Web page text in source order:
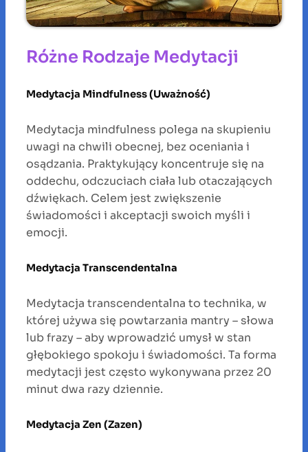
Różne Rodzaje Medytacji
Medytacja Mindfulness (Uważność)
Medytacja mindfulness polega na skupieniu
uwagi na chwili obecnej, bez oceniania i
osądzania. Praktykujący koncentruje się na
oddechu, odczuciach ciała lub otaczających
dźwiękach. Celem jest zwiększenie
świadomości i akceptacji swoich myśli i
emocji.
Medytacja Transcendentalna
Medytacja transcendentalna to technika, w
której używa się powtarzania mantry – słowa
lub frazy – aby wprowadzić umysł w stan
głębokiego spokoju i świadomości. Ta forma
medytacji jest często wykonywana przez 20
minut dwa razy dziennie.
Medytacja Zen (Zazen)